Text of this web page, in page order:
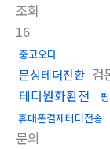
조회
16
중고오다
문상테더전환 검
테더원화환전
휴대폰결제테더전송
문의